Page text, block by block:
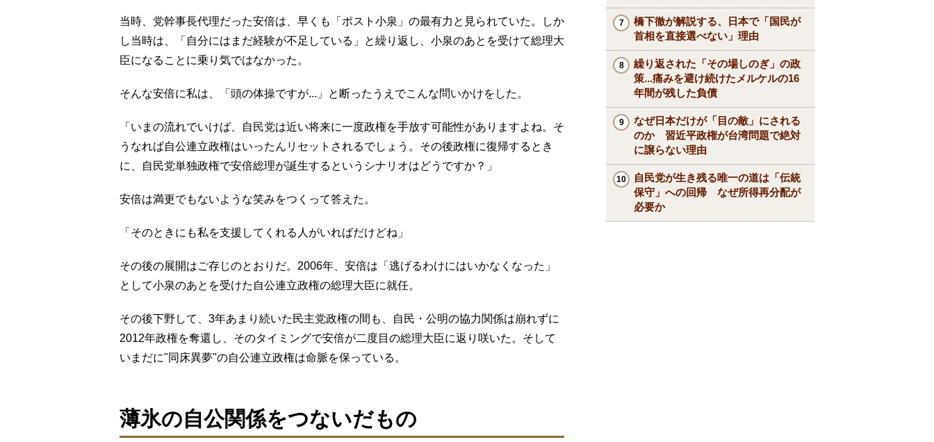
当時、党幹事長代理だった安倍は、早くも「ポスト小泉」の最有力と見られていた。しか
し当時は、「自分にはまだ経験が不足している」と繰り返し、小泉のあとを受けて総理大
臣になることに乗り気ではなかった。
そんな安倍に私は、「頭の体操ですが...」と断ったうえでこんな問いかけをした。
「いまの流れでいけば、自民党は近い将来に一度政権を手放す可能性がありますよね。そ
うなれば自公連立政権はいったんリセットされるでしょう。その後政権に復帰するとき
に、自民党単独政権で安倍総理が誕生するというシナリオはどうですか？」
安倍は満更でもないような笑みをつくって答えた。
「そのときにも私を支援してくれる人がいればだけどね」
その後の展開はご存じのとおりだ。2006年、安倍は「逃げるわけにはいかなくなった」
として小泉のあとを受けた自公連立政権の総理大臣に就任。
その後下野して、3年あまり続いた民主党政権の間も、自民・公明の協力関係は崩れずに
2012年政権を奪還し、そのタイミングで安倍が二度目の総理大臣に返り咲いた。そして
いまだに"同床異夢"の自公連立政権は命脈を保っている。
薄氷の自公関係をつないだもの
橋下徹が解説する、日本で「国民が
首相を直接選べない」理由
繰り返された「その場しのぎ」の政
策...痛みを避け続けたメルケルの16
年間が残した負債
なぜ日本だけが「目の敵」にされる
のか 習近平政権が台湾問題で絶対
に譲らない理由
自民党が生き残る唯一の道は「伝統
保守」への回帰 なぜ所得再分配が
必要か